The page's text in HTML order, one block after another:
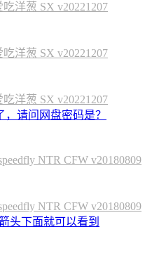
洋葱 SX v20221207
洋葱 SX v20221207
洋葱 SX v20221207
请问网盘密码是？
NTR CFW v20180809
NTR CFW v20180809
头下面就可以看到